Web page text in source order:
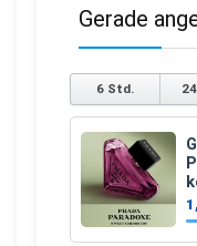
Gerade
6 Std.